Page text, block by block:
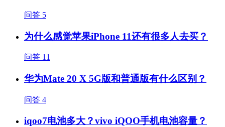
问答 5
为什么感觉苹果iPhone 11还有很多人去买？
问答 11
华为Mate 20 X 5G版和普通版有什么区别？
问答 4
iqoo7电池多大？vivo iQOO手机电池容量？